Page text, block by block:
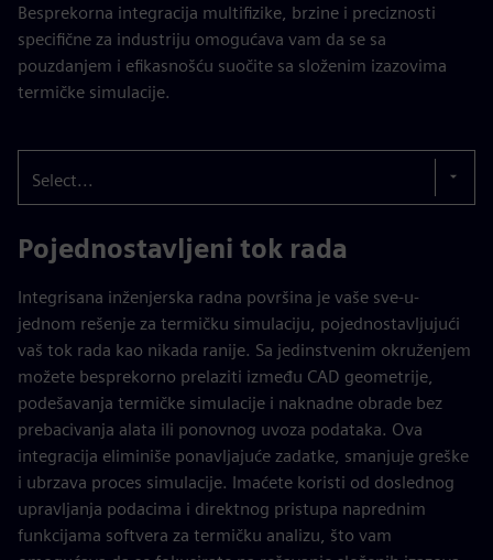
Besprekorna integracija multifizike, brzine i preciznosti
specifične za industriju omogućava vam da se sa
pouzdanjem i efikasnošću suočite sa složenim izazovima
termičke simulacije.
Select...
Pojednostavljeni tok rada
Integrisana inženjerska radna površina je vaše sve-u-
jednom rešenje za termičku simulaciju, pojednostavljujući
vaš tok rada kao nikada ranije. Sa jedinstvenim okruženjem
možete besprekorno prelaziti između CAD geometrije,
podešavanja termičke simulacije i naknadne obrade bez
prebacivanja alata ili ponovnog uvoza podataka. Ova
integracija eliminiše ponavljajuće zadatke, smanjuje greške
i ubrzava proces simulacije. Imaćete koristi od doslednog
upravljanja podacima i direktnog pristupa naprednim
funkcijama softvera za termičku analizu, što vam